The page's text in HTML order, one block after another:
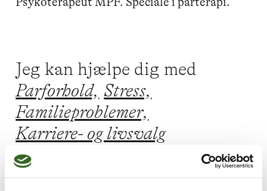
Jeg kan hjælpe dig med
Parforhold, Stress,
Familieproblemer,
Karriere- og livsvalg